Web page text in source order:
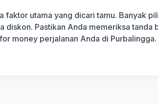
faktor utama yang dicari tamu. Banyak
diskon. Pastikan Anda memeriksa tanda
money perjalanan Anda di Purbalingga.